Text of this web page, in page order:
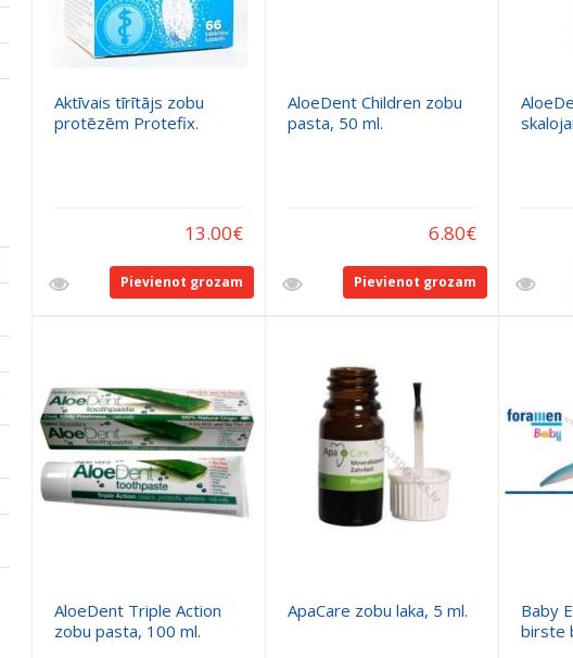
Aktīvais tīrītājs zobu
protēzēm Protefix.
13.00€
Pievienot grozam
AloeDent Children zobu
pasta, 50 ml.
6.80€
Pievienot grozam
AloeDent Triple Action
zobu pasta, 100 ml.
ApaCare zobu laka, 5 ml.
Baby
birste